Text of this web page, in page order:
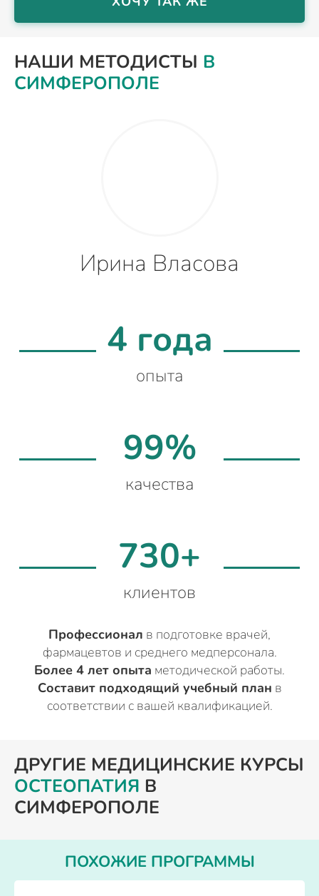
НАШИ МЕТОДИСТЫ В
СИМФЕРОПОЛЕ
Ирина Власова
4 года
опыта
99%
качества
730+
клиентов
Профессионал в подготовке врачей,
фармацевтов и среднего медперсонала.
Более 4 лет опыта методической работы.
Составит подходящий учебный план в
соответствии с вашей квалификацией.
ДРУГИЕ МЕДИЦИНСКИЕ КУРСЫ
ОСТЕОПАТИЯ В
СИМФЕРОПОЛЕ
ПОХОЖИЕ ПРОГРАММЫ